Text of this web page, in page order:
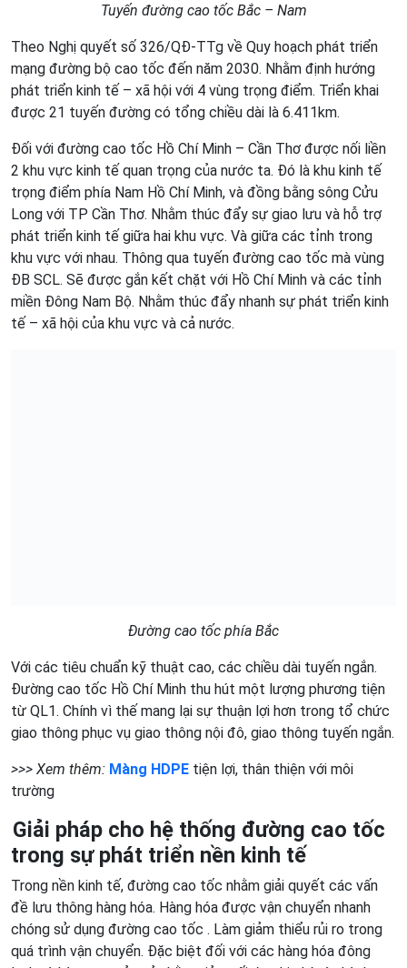
Tuyến đường cao tốc Bắc – Nam
Theo Nghị quyết số 326/QĐ-TTg về Quy hoạch phát triển
mạng đường bộ cao tốc đến năm 2030. Nhằm định hướng
phát triển kinh tế – xã hội với 4 vùng trọng điểm. Triển khai
được 21 tuyến đường có tổng chiều dài là 6.411km.
Đối với đường cao tốc Hồ Chí Minh – Cần Thơ được nối liền
2 khu vực kinh tế quan trọng của nước ta. Đó là khu kinh tế
trọng điểm phía Nam Hồ Chí Minh, và đồng bằng sông Cửu
Long với TP Cần Thơ. Nhằm thúc đẩy sự giao lưu và hỗ trợ
phát triển kinh tế giữa hai khu vực. Và giữa các tỉnh trong
khu vực với nhau. Thông qua tuyến đường cao tốc mà vùng
ĐB SCL. Sẽ được gắn kết chặt với Hồ Chí Minh và các tỉnh
miền Đông Nam Bộ. Nhằm thúc đẩy nhanh sự phát triển kinh
tế – xã hội của khu vực và cả nước.
Đường cao tốc phía Bắc
Với các tiêu chuẩn kỹ thuật cao, các chiều dài tuyến ngắn.
Đường cao tốc Hồ Chí Minh thu hút một lượng phương tiện
từ QL1. Chính vì thế mang lại sự thuận lợi hơn trong tổ chức
giao thông phục vụ giao thông nội đô, giao thông tuyến ngắn.
>>> Xem thêm: Màng HDPE tiện lợi, thân thiện với môi
trường
Giải pháp cho hệ thống đường cao tốc
trong sự phát triển nền kinh tế
Trong nền kinh tế, đường cao tốc nhằm giải quyết các vấn
đề lưu thông hàng hóa. Hàng hóa được vận chuyển nhanh
chóng sử dụng đường cao tốc . Làm giảm thiểu rủi ro trong
quá trình vận chuyển. Đặc biệt đối với các hàng hóa đông